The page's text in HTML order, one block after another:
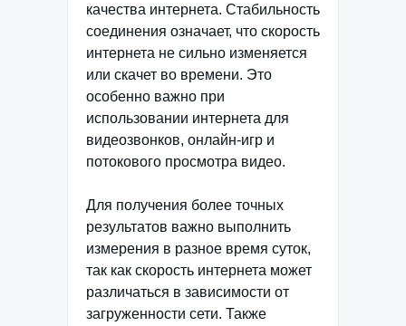
качества интернета. Стабильность
соединения означает, что скорость
интернета не сильно изменяется
или скачет во времени. Это
особенно важно при
использовании интернета для
видеозвонков, онлайн-игр и
потокового просмотра видео.
Для получения более точных
результатов важно выполнить
измерения в разное время суток,
так как скорость интернета может
различаться в зависимости от
загруженности сети. Также